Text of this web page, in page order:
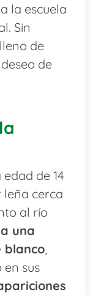
la escuela
Sin
de
de
edad de 14
leña cerca
al río
una
blanco,
sus